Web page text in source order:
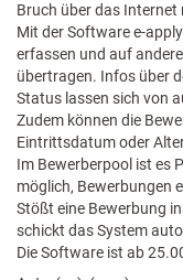
Bruch über das Internet
Mit der Software e-
erfassen und auf
übertragen. Infos über
Status lassen sich von
Zudem können die
Eintrittsdatum oder
Im Bewerberpool ist es
möglich, Bewerbungen
Stößt eine Bewerbung
schickt das System
Die Software ist ab